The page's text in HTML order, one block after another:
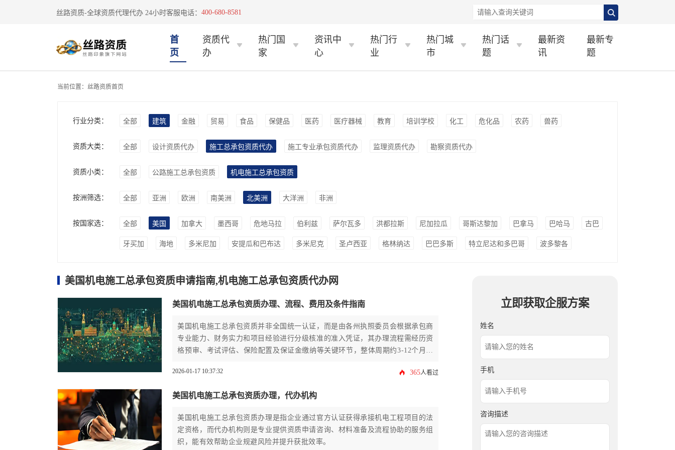
丝路资质-全球资质代理代办 24小时客服电话： 400-680-8581
首
页
资质代
办
热门国
家
资讯中
心
热门行
业
热门城
市
热门话
题
最新资
讯
最新专
题
当前位置： 丝路资质首页
行业分类： 全部 建筑 金融 贸易 食品 保健品 医药 医疗器械 教育 培训学校 化工 危化品 农药 兽药
资质大类： 全部 设计资质代办 施工总承包资质代办 施工专业承包资质代办 监理资质代办 勘察资质代办
资质小类： 全部 公路施工总承包资质 机电施工总承包资质
按洲筛选： 全部 亚洲 欧洲 南美洲 北美洲 大洋洲 非洲
按国家选： 全部 美国 加拿大 墨西哥 危地马拉 伯利兹 萨尔瓦多 洪都拉斯 尼加拉瓜 哥斯达黎加 巴拿马 巴哈马 古巴
牙买加 海地 多米尼加 安提瓜和巴布达 多米尼克 圣卢西亚 格林纳达 巴巴多斯 特立尼达和多巴哥 波多黎各
美国机电施工总承包资质申请指南,机电施工总承包资质代办网
美国机电施工总承包资质办理、流程、费用及条件指南
美国机电施工总承包资质并非全国统一认证，而是由各州执照委员会根据承包商
专业能力、财务实力和项目经验进行分级核准的准入凭证，其办理流程需经历资
格预审、考试评估、保险配置及保证金缴纳等关键环节，整体周期约3-12个月，
2026-01-17 10:37:32 365人看过
美国机电施工总承包资质办理，代办机构
美国机电施工总承包资质办理是指企业通过官方认证获得承接机电工程项目的法
定资格，而代办机构则是专业提供资质申请咨询、材料准备及流程协助的服务组
织，能有效帮助企业规避风险并提升获批效率。
立即获取企服方案
姓名
手机
咨询描述